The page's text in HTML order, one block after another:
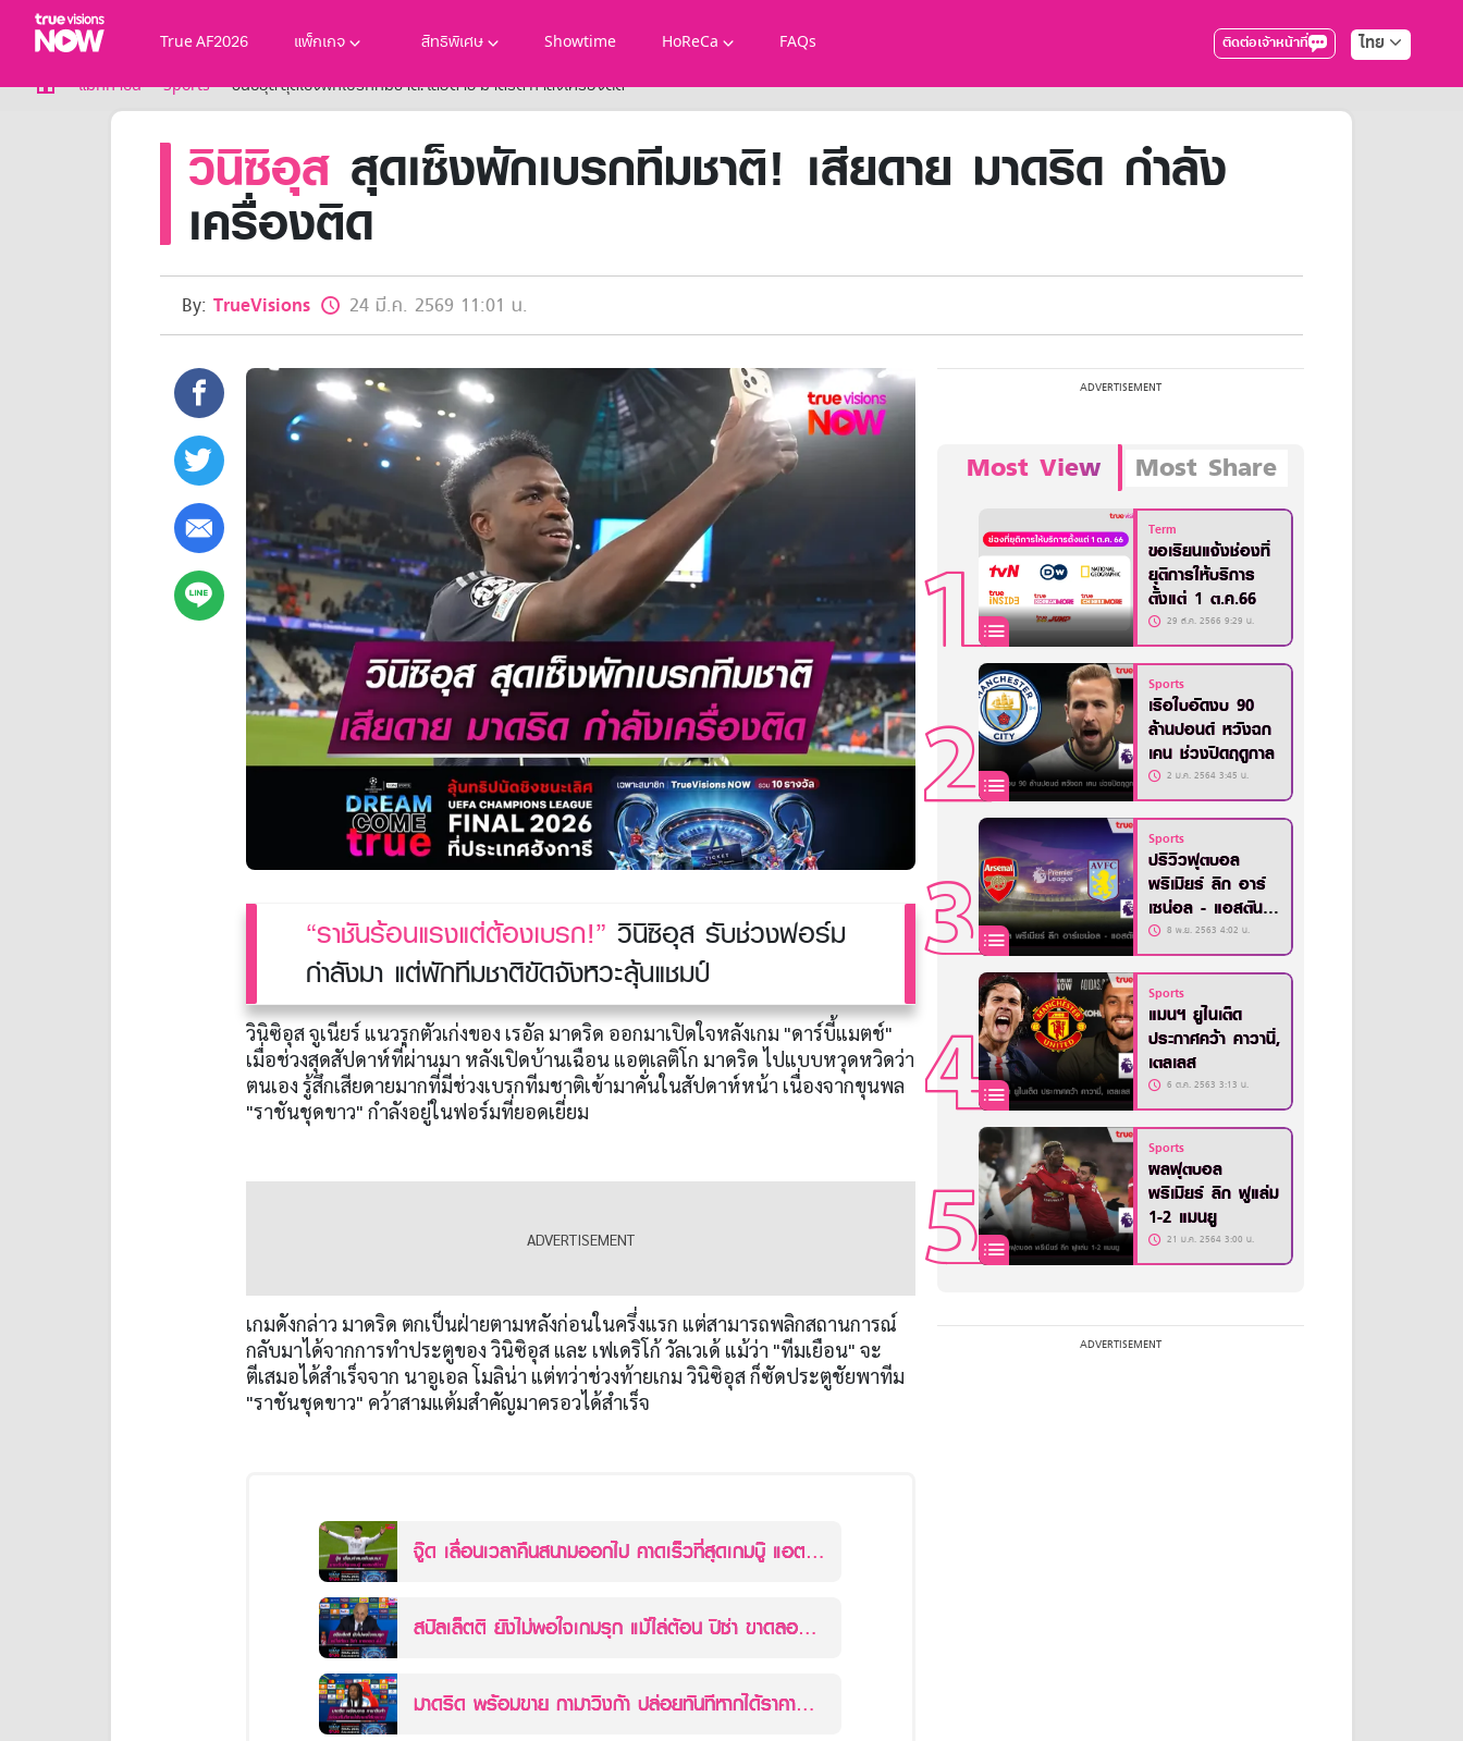
True AF2026 แพ็กเกจ สิทธิพิเศษ Showtime HoReCa FAQs ติดต่อเจ้าหน้าที่ ไทย
True AF2026
แพ็กเกจ
NOW SPORTS
NOW Muay Thai
แพ็กเกจทรูวิชันส์นาวทั้งหมด
เคเบิลและจานดาวเทียม
แพ็กเกจสำหรับผู้ประกอบการ
แม็กกาซีน Sports วินิซิอุส สุดเซ็งพักเบรกทีมชาติ! เสียดาย มาดริด กำลังเครื่องติด
วินิซิอุส สุดเซ็งพักเบรกทีมชาติ! เสียดาย มาดริด กำลัง
เครื่องติด
By: TrueVisions 24 มี.ค. 2569 11:01 น.
“ราชันร้อนแรงแต่ต้องเบรก!” วินิซิอุส รับช่วงฟอร์ม
กำลังมา แต่พักทีมชาติขัดจังหวะลุ้นแชมป์
วินิซิอุส จูเนียร์ แนวรุกตัวเก่งของ เรอัล มาดริด ออกมาเปิดใจหลังเกม "ดาร์บี้แมตช์"
เมื่อช่วงสุดสัปดาห์ที่ผ่านมา หลังเปิดบ้านเฉือน แอตเลติโก มาดริด ไปแบบหวุดหวิดว่า
ตนเอง รู้สึกเสียดายมากที่มีช่วงเบรกทีมชาติเข้ามาคั่นในสัปดาห์หน้า เนื่องจากขุนพล
"ราชันชุดขาว" กำลังอยู่ในฟอร์มที่ยอดเยี่ยม
เกมดังกล่าว มาดริด ตกเป็นฝ่ายตามหลังก่อนในครึ่งแรก แต่สามารถพลิกสถานการณ์
กลับมาได้จากการทำประตูของ วินิซิอุส และ เฟเดริโก้ วัลเวเด้ แม้ว่า "ทีมเยือน" จะ
ตีเสมอได้สำเร็จจาก นาอูเอล โมลิน่า แต่ทว่าช่วงท้ายเกม วินิซิอุส ก็ซัดประตูชัยพาทีม
"ราชันชุดขาว" คว้าสามแต้มสำคัญมาครอวได้สำเร็จ
จู๊ด เลื่อนเวลาคืนสนามออกไป คาดเร็วที่สุดเกมบู๊ แอต
สปัลเล็ตติ ยังไม่พอใจเกมรุก แม้ไล่ต้อน ปิซ่า ขาดลอย
มาดริด พร้อมขาย กามาวิงก้า ปล่อยทันทีหากได้ราคาที่
Most View Most Share
Term
ขอเรียนแจ้งช่องที่
ยุติการให้บริการ
ตั้งแต่ 1 ต.ค.66
29 ส.ค. 2566 9:29 น.
Sports
เรือใบอัดงบ 90
ล้านปอนด์ หวังฉก
เคน ช่วงปิดฤดูกาล
2 ม.ค. 2564 3:45 น.
Sports
ปรีวิวฟุตบอล
พรีเมียร์ ลีก อาร์
เซน่อล - แอสตัน
วิลล่า8 พ.ย. 2563 4:02 น.
Sports
แมนฯ ยูไนเต็ด
ประกาศคว้า คาวานี่,
เตลเลส
6 ต.ค. 2563 3:13 น.
Sports
ผลฟุตบอล
พรีเมียร์ ลีก ฟูแล่ม
1-2 แมนยู
21 ม.ค. 2564 3:00 น.